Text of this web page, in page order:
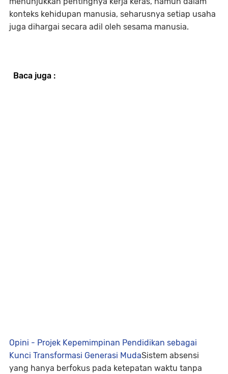
konteks kehidupan manusia, seharusnya setiap usaha
juga dihargai secara adil oleh sesama manusia.
Baca juga :
Opini - Projek Kepemimpinan Pendidikan sebagai
Kunci Transformasi Generasi MudaSistem absensi
yang hanya berfokus pada ketepatan waktu tanpa